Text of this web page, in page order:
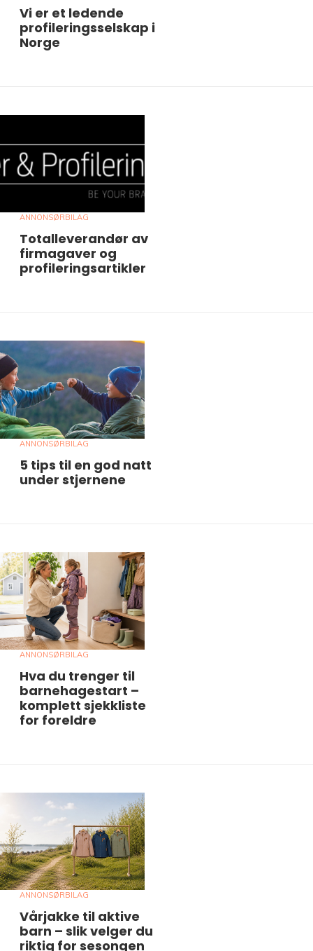
Vi er et ledende
profileringsselskap i
Norge
ANNONSØRBILAG
Totalleverandør av
firmagaver og
profileringsartikler
ANNONSØRBILAG
5 tips til en god natt
under stjernene
ANNONSØRBILAG
Hva du trenger til
barnehagestart –
komplett sjekkliste
for foreldre
ANNONSØRBILAG
Vårjakke til aktive
barn – slik velger du
riktig for sesongen